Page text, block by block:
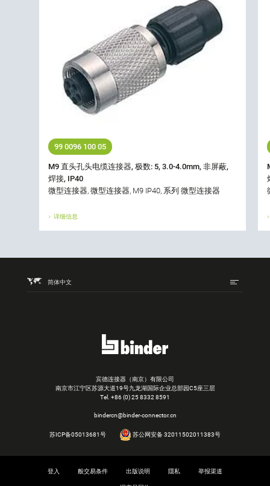
99 0096 100 05
M9 直头孔头电缆连接器, 极数: 5, 3.0-4.0mm, 非屏蔽,
焊接, IP40
微型连接器, 微型连接器, M9 IP40, 系列 微型连接器
详细信息
简体中文
宾德连接器（南京）有限公司
南京市江宁区苏源大道19号九龙湖国际企业总部园C5座三层
Tel. +86 (0) 25 8332 8591
bindercn@binder-connector.cn
苏ICP备05013681号 苏公网安备 32011502011383号
登入 般交易条件 出版说明 隱私 举报渠道